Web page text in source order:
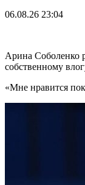
06.08.26 23:04
Арина Соболенко
собственному
«Мне нравится